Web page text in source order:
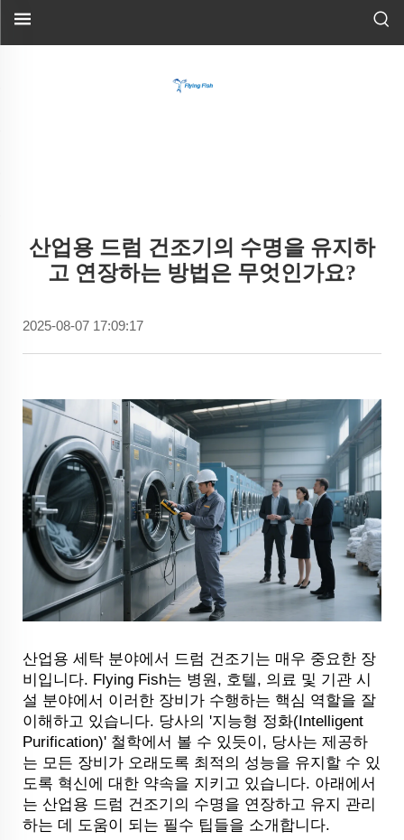
산업용 드럼 건조기의 수명을 유지하
고 연장하는 방법은 무엇인가요?
2025-08-07 17:09:17
산업용 세탁 분야에서 드럼 건조기는 매우 중요한 장
비입니다. Flying Fish는 병원, 호텔, 의료 및 기관 시
설 분야에서 이러한 장비가 수행하는 핵심 역할을 잘
이해하고 있습니다. 당사의 '지능형 정화(Intelligent
Purification)' 철학에서 볼 수 있듯이, 당사는 제공하
는 모든 장비가 오래도록 최적의 성능을 유지할 수 있
도록 혁신에 대한 약속을 지키고 있습니다. 아래에서
는 산업용 드럼 건조기의 수명을 연장하고 유지 관리
하는 데 도움이 되는 필수 팁들을 소개합니다.